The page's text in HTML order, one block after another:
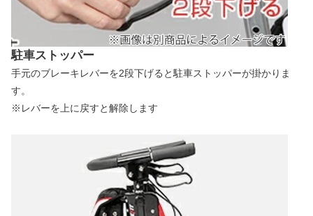
駐車ストッパー
手元のブレーキレバーを2段下げると駐車ストッパーが掛かりま
す。
※レバーを上に戻すと解除します